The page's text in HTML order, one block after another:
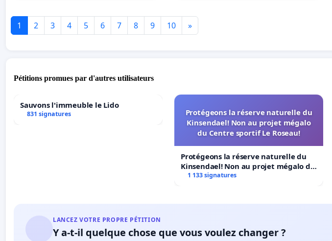
1 2 3 4 5 6 7 8 9 10 »
Pétitions promues par d'autres utilisateurs
Sauvons l'immeuble le Lido
831 signatures
Protégeons la réserve naturelle du
Kinsendael! Non au projet mégalo
du Centre sportif Le Roseau!
Protégeons la réserve naturelle du
Kinsendael! Non au projet mégalo du
Centre sportif Le Roseau!
1 133 signatures
LANCEZ VOTRE PROPRE PÉTITION
Y a-t-il quelque chose que vous voulez changer ?